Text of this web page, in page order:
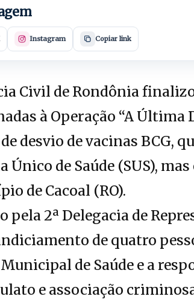
Instagram Copiar link
Civil de Rondônia
à Operação “A Última
desvio de vacinas BCG,
de Saúde (SUS),
de Cacoal (RO).
2ª Delegacia de
de quatro
de Saúde e a
e associação